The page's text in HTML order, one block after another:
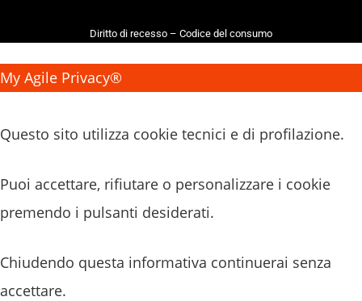
Diritto di recesso – Codice del consumo
My Agile Privacy®
Questo sito utilizza cookie tecnici e di profilazione.
Puoi accettare, rifiutare o personalizzare i cookie
premendo i pulsanti desiderati.
Chiudendo questa informativa continuerai senza
accettare.